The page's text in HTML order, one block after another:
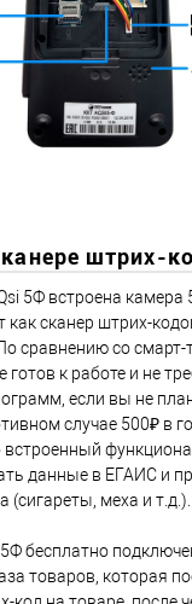
штрих-
5Ф встроена камера
как сканер штрих-
сравнению со
готов к работе и не
если вы не
случае 500₽ в
встроенный
данные в ЕГАИС и
(сигареты, меха и т.д.).
бесплатно
товаров, которая